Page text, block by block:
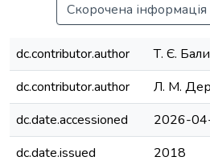
Скорочена
dc.contributor.author
Т. Є.
dc.contributor.author
Л. М.
dc.date.accessioned
2026-
dc.date.issued
2018